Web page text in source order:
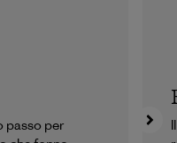
passo per